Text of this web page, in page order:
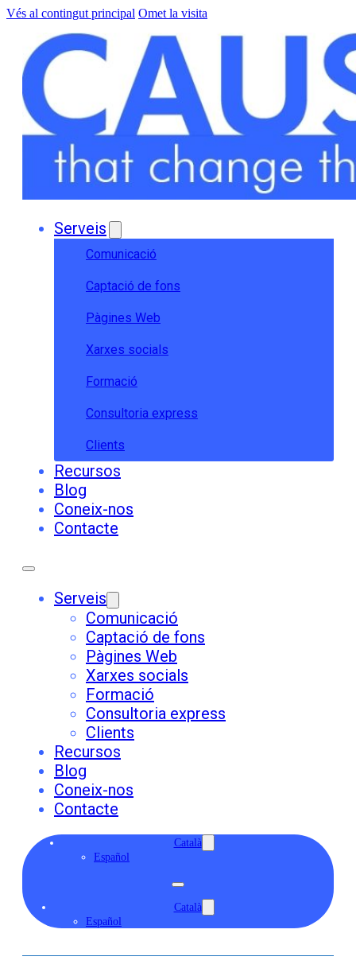
Vés al contingut principal Omet la visita
Serveis
Comunicació
Captació de fons
Pàgines Web
Xarxes socials
Formació
Consultoria express
Clients
Recursos
Blog
Coneix-nos
Contacte
Serveis
Comunicació
Captació de fons
Pàgines Web
Xarxes socials
Formació
Consultoria express
Clients
Recursos
Blog
Coneix-nos
Contacte
Català
Español
Català
Español